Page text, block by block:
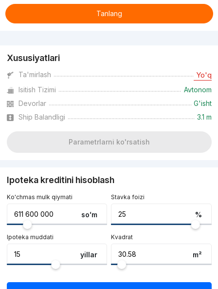
Tanlang
Xususiyatlari
Ta'mirlash Yo'q
Isitish Tizimi
Avtonom
Devorlar
G'isht
Ship Balandligi
3.1 m
Parametrlarni ko'rsatish
Ipoteka kreditini hisoblash
Ko'chmas mulk qiymati
soʻm
Ipoteka muddati
yillar
Stavka foizi
%
Kvadrat
m²